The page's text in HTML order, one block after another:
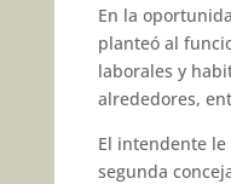
En la
planteó al
laborales y
alrededores,
El intendente
segunda